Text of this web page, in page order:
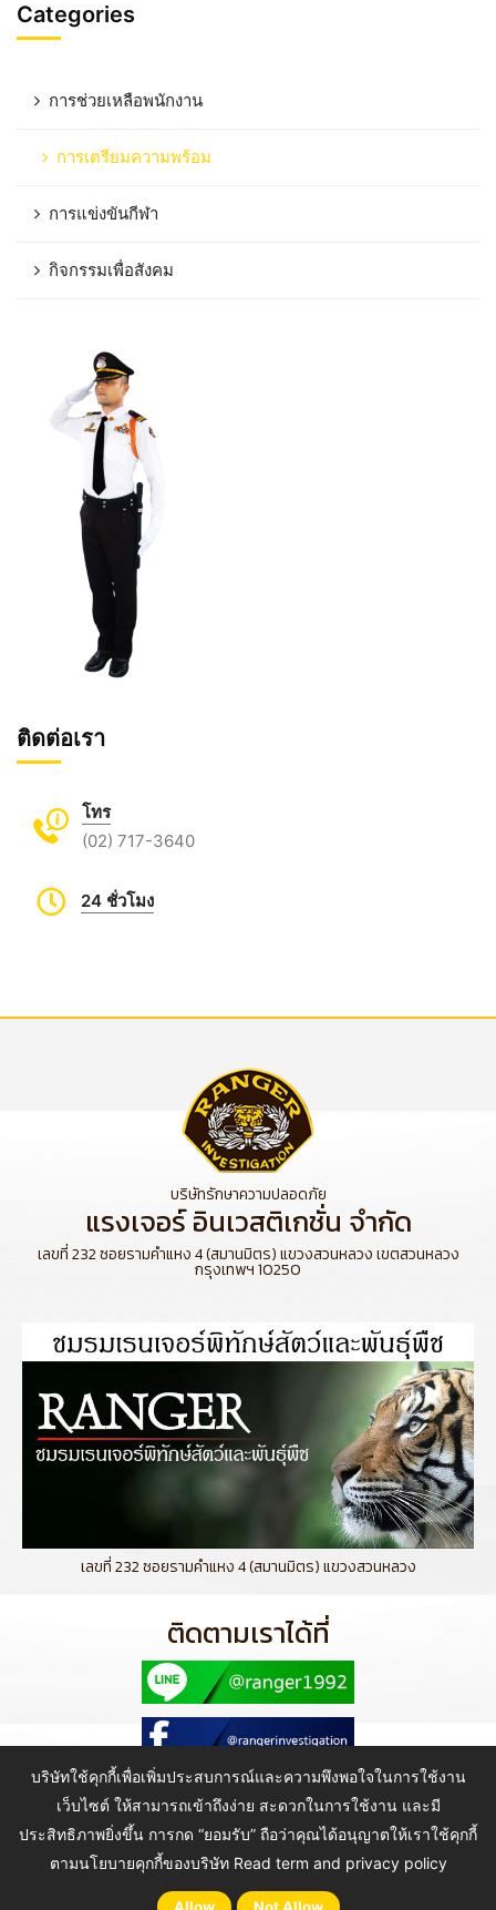
บริษัทใช้คุกกี้เพื่อเพิ่มประสบการณ์และความพึงพอใจในการใช้งาน
เว็บไซต์ ให้สามารถเข้าถึงง่าย สะดวกในการใช้งาน และมี
ประสิทธิภาพยิ่งขึ้น การกด “ยอมรับ” ถือว่าคุณได้อนุญาตให้เราใช้คุกกี้
ตามนโยบายคุกกี้ของบริษัท Read term and privacy policy
Categories
การช่วยเหลือพนักงาน
การเตรียมความพร้อม
การแข่งขันกีฬา
กิจกรรมเพื่อสังคม
ติดต่อเรา
โทร
(02) 717-3640
24 ชั่วโมง
บริษัทรักษาความปลอดภัย
แรงเจอร์ อินเวสติเกชั่น จำกัด
เลขที่ 232 ซอยรามคำแหง 4 (สมานมิตร) แขวงสวนหลวง เขตสวนหลวง
กรุงเทพฯ 10250
เลขที่ 232 ซอยรามคำแหง 4 (สมานมิตร) แขวงสวนหลวง
ติดตามเราได้ที่
Copyright © 2021 Ranger Investigation Guard Co., Ltd. All Rights
Reserved.